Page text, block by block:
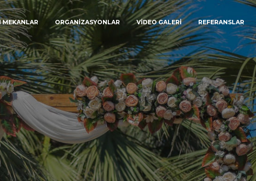
MEKANLAR ORGANİZASYONLAR VİDEO GALERİ REFERANSLAR